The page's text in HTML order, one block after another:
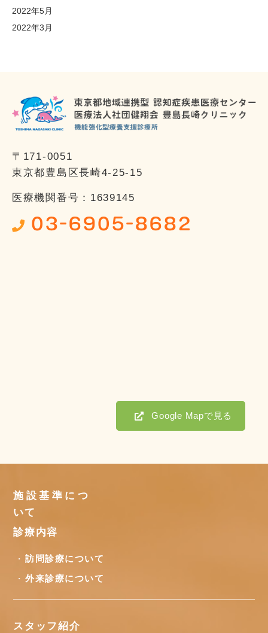
2022年5月
2022年3月
〒171-0051
東京都豊島区長崎4-25-15
医療機関番号：1639145
03-6905-8682
Google Mapで見る
施設基準につ
いて
診療内容
訪問診療について
外来診療について
スタッフ紹介